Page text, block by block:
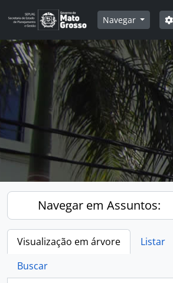
Skip to main content
Navegar
Navegar em Assuntos:
Visualização em árvore
Listar
Buscar